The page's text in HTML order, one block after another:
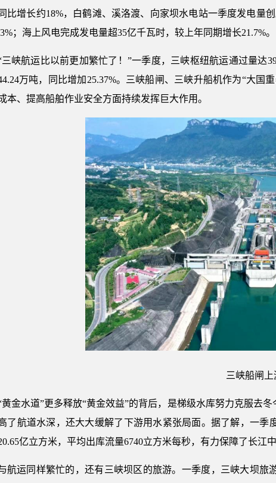
比增长约18%，白鹤滩、溪洛渡、向家坝水电站一季度发电量
；海上风电完成发电量超35亿千瓦时，较上年同期增长21.7%。
三峡航运比以前更加繁忙了！”一季度，三峡枢纽航运通过量达
万吨，同比增加25.37%。三峡船闸、三峡升船机作为“大
本、提高船舶作业安全方面持续发挥巨大作用。
三峡船闸上
黄金水道”更多释放“黄金效益”的背后，是梯级水库努力克服去
了航道水深，还大大缓解了下游用水紧张局面。据了解，一
亿立方米，平均出库流量6740立方米每秒，有力保障了长江
航运同样繁忙的，还有三峡坝区的旅游。一季度，三峡大坝